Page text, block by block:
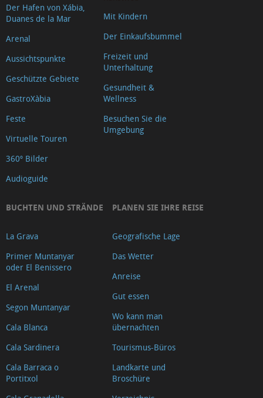
Der Hafen von Xábia,
Duanes de la Mar
Arenal
Aussichtspunkte
Geschützte Gebiete
GastroXàbia
Feste
Virtuelle Touren
360º Bilder
Audioguide
Mit Kindern
Der Einkaufsbummel
Freizeit und
Unterhaltung
Gesundheit &
Wellness
Besuchen Sie die
Umgebung
BUCHTEN UND STRÄNDE
La Grava
Primer Muntanyar
oder El Benissero
El Arenal
Segon Muntanyar
Cala Blanca
Cala Sardinera
Cala Barraca o
Portitxol
PLANEN SIE IHRE REISE
Geografische Lage
Das Wetter
Anreise
Gut essen
Wo kann man
übernachten
Tourismus-Büros
Landkarte und
Broschüre